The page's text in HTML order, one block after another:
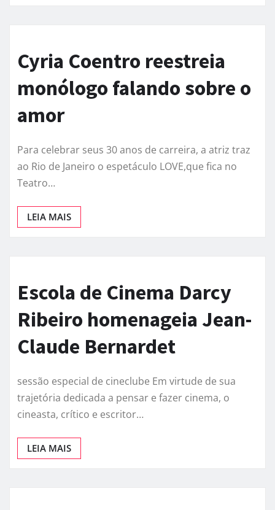
Cyria Coentro reestreia
monólogo falando sobre o
amor
Para celebrar seus 30 anos de carreira, a atriz traz
ao Rio de Janeiro o espetáculo LOVE,que fica no
Teatro…
LEIA MAIS
Escola de Cinema Darcy
Ribeiro homenageia Jean-
Claude Bernardet
sessão especial de cineclube Em virtude de sua
trajetória dedicada a pensar e fazer cinema, o
cineasta, crítico e escritor…
LEIA MAIS